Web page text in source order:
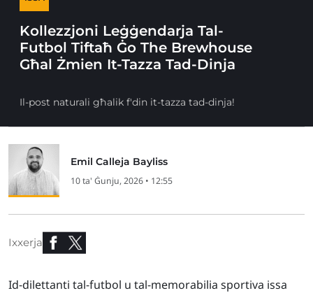
Kollezzjoni Leġġendarja Tal-
Futbol Tiftaħ Ġo The Brewhouse
Għal Żmien It-Tazza Tad-Dinja
Il-post naturali għalik f'din it-tazza tad-dinja!
Emil Calleja Bayliss
10 ta' Ġunju, 2026 • 12:55
Ixxerja
Id-dilettanti tal-futbol u tal-memorabilia sportiva issa